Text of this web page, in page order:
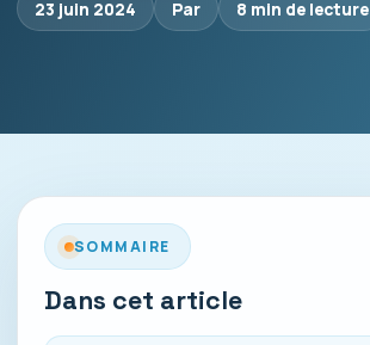
23 juin 2024 Par 8 min de lecture
SOMMAIRE
Dans cet article